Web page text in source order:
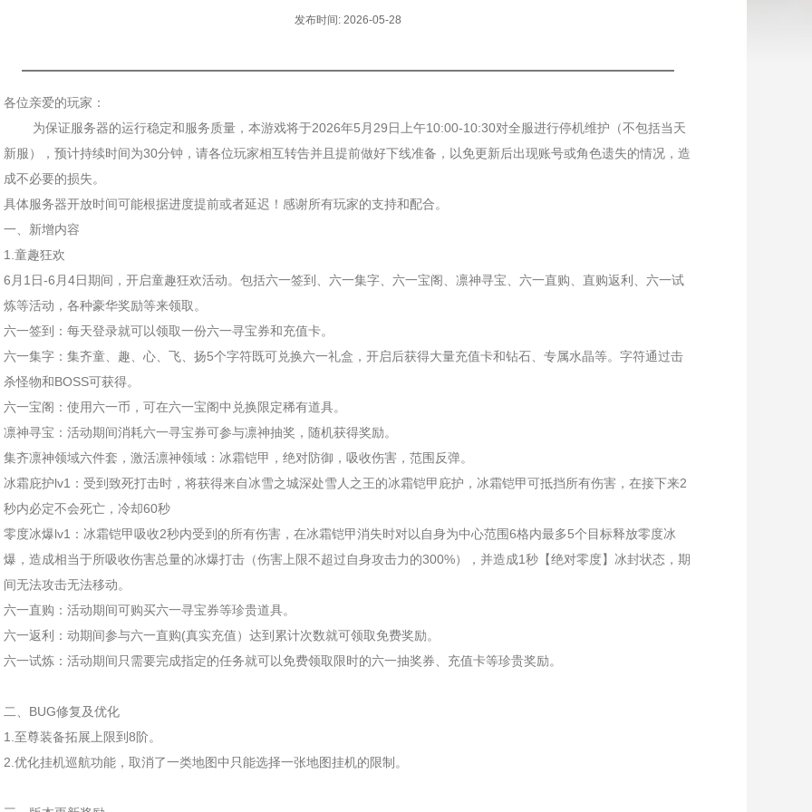
发布时间: 2026-05-28
各位亲爱的玩家：
为保证服务器的运行稳定和服务质量，本游戏将于2026年5月29日上午10:00-10:30对全服进行停机维护（不包括当天
新服），预计持续时间为30分钟，请各位玩家相互转告并且提前做好下线准备，以免更新后出现账号或角色遗失的情况，造
成不必要的损失。
具体服务器开放时间可能根据进度提前或者延迟！感谢所有玩家的支持和配合。
一、新增内容
1.童趣狂欢
6月1日-6月4日期间，开启童趣狂欢活动。包括六一签到、六一集字、六一宝阁、凛神寻宝、六一直购、直购返利、六一试
炼等活动，各种豪华奖励等来领取。
六一签到：每天登录就可以领取一份六一寻宝券和充值卡。
六一集字：集齐童、趣、心、飞、扬5个字符既可兑换六一礼盒，开启后获得大量充值卡和钻石、专属水晶等。字符通过击
杀怪物和BOSS可获得。
六一宝阁：使用六一币，可在六一宝阁中兑换限定稀有道具。
凛神寻宝：活动期间消耗六一寻宝券可参与凛神抽奖，随机获得奖励。
集齐凛神领域六件套，激活凛神领域：冰霜铠甲，绝对防御，吸收伤害，范围反弹。
冰霜庇护lv1：受到致死打击时，将获得来自冰雪之城深处雪人之王的冰霜铠甲庇护，冰霜铠甲可抵挡所有伤害，在接下来2
秒内必定不会死亡，冷却60秒
零度冰爆lv1：冰霜铠甲吸收2秒内受到的所有伤害，在冰霜铠甲消失时对以自身为中心范围6格内最多5个目标释放零度冰
爆，造成相当于所吸收伤害总量的冰爆打击（伤害上限不超过自身攻击力的300%），并造成1秒【绝对零度】冰封状态，期
间无法攻击无法移动。
六一直购：活动期间可购买六一寻宝券等珍贵道具。
六一返利：动期间参与六一直购(真实充值）达到累计次数就可领取免费奖励。
六一试炼：活动期间只需要完成指定的任务就可以免费领取限时的六一抽奖券、充值卡等珍贵奖励。
二、BUG修复及优化
1.至尊装备拓展上限到8阶。
2.优化挂机巡航功能，取消了一类地图中只能选择一张地图挂机的限制。